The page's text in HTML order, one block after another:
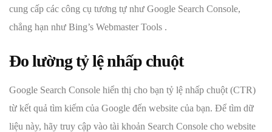
cung cấp các công cụ tương tự như Google Search Console,
chẳng hạn như Bing’s Webmaster Tools .
Đo lường tỷ lệ nhấp chuột
Google Search Console hiển thị cho bạn tỷ lệ nhấp chuột (CTR)
từ kết quả tìm kiếm của Google đến website của bạn. Để tìm dữ
liệu này, hãy truy cập vào tài khoản Search Console cho website